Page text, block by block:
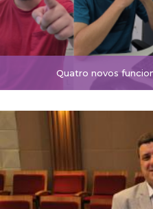
Quatro novos